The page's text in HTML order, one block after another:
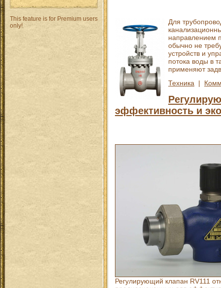
This feature is for Premium users
only!
Для
направлением
обычно не
устройств и
потока воды в
применяют
Техника |
эффективность и
Регулирующий клапан RV111